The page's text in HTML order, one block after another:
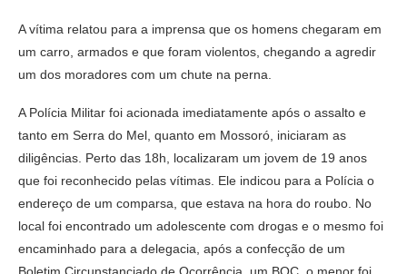
A vítima relatou para a imprensa que os homens chegaram em
um carro, armados e que foram violentos, chegando a agredir
um dos moradores com um chute na perna.
A Polícia Militar foi acionada imediatamente após o assalto e
tanto em Serra do Mel, quanto em Mossoró, iniciaram as
diligências. Perto das 18h, localizaram um jovem de 19 anos
que foi reconhecido pelas vítimas. Ele indicou para a Polícia o
endereço de um comparsa, que estava na hora do roubo. No
local foi encontrado um adolescente com drogas e o mesmo foi
encaminhado para a delegacia, após a confecção de um